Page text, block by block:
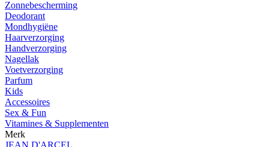
Zonnebescherming
Deodorant
Mondhygiëne
Haarverzorging
Handverzorging
Nagellak
Voetverzorging
Parfum
Kids
Accessoires
Sex & Fun
Vitamines & Supplementen
Merk
JEAN D'ARCEL